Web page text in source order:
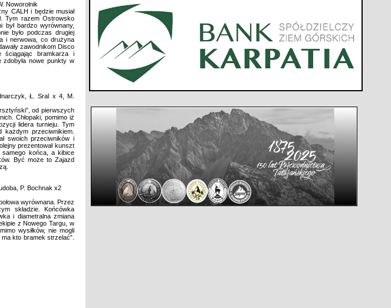
Noworolnik
CALH i będzie musiał
Tym razem Ostrowsko
był bardzo wyrównany,
było podczas drugiej
i nerwowa, co drużyna
zawodnikom Disco
ściągając bramkarza i
zdobyła nowe punkty w
Ł. Sral x 4, M.
od pierwszych
Chłopaki, pomimo iż
lidera turnieju. Tym
przeciwnikiem.
swoich przeciwników i
prezentował kunszt
samego końca, a kibice
Być może to Zajazd
P. Bochnak x2
wyrównana. Przez
składzie. Końcówka
i diametralna zmiana
z Nowego Targu, w
wysiłków, nie mogli
kto bramek strzelać”.